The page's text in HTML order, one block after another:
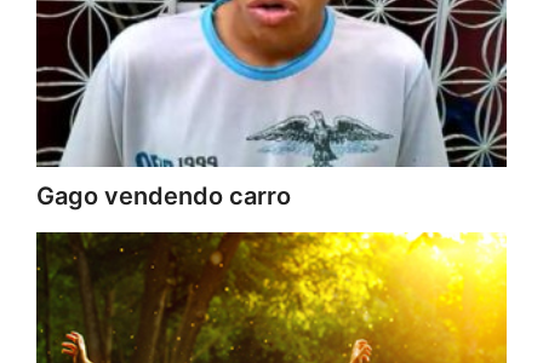
Gago vendendo carro